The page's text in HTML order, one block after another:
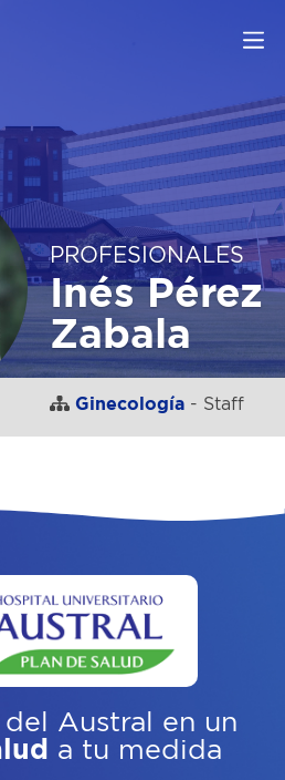
PROFESIONALES
Inés Pérez
Zabala
Ginecología - Staff
Austral
en un
a tu medida